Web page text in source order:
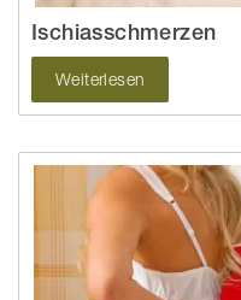
Ischiasschmerzen
Weiterlesen